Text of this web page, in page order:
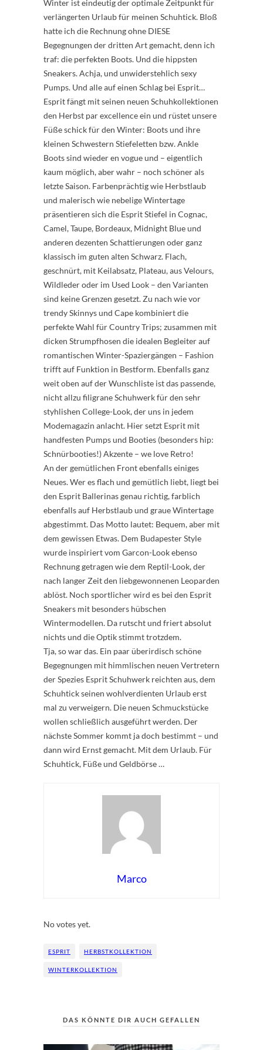
Winter ist eindeutig der optimale Zeitpunkt für
verlängerten Urlaub für meinen Schuhtick. Bloß
hatte ich die Rechnung ohne DIESE
Begegnungen der dritten Art gemacht, denn ich
traf: die perfekten Boots. Und die hippsten
Sneakers. Achja, und unwiderstehlich sexy
Pumps. Und alle auf einen Schlag bei Esprit…
Esprit fängt mit seinen neuen Schuhkollektionen
den Herbst par excellence ein und rüstet unsere
Füße schick für den Winter: Boots und ihre
kleinen Schwestern Stiefeletten bzw. Ankle
Boots sind wieder en vogue und – eigentlich
kaum möglich, aber wahr – noch schöner als
letzte Saison. Farbenprächtig wie Herbstlaub
und malerisch wie nebelige Wintertage
präsentieren sich die Esprit Stiefel in Cognac,
Camel, Taupe, Bordeaux, Midnight Blue und
anderen dezenten Schattierungen oder ganz
klassisch im guten alten Schwarz. Flach,
geschnürt, mit Keilabsatz, Plateau, aus Velours,
Wildleder oder im Used Look – den Varianten
sind keine Grenzen gesetzt. Zu nach wie vor
trendy Skinnys und Cape kombiniert die
perfekte Wahl für Country Trips; zusammen mit
dicken Strumpfhosen die idealen Begleiter auf
romantischen Winter-Spaziergängen – Fashion
trifft auf Funktion in Bestform. Ebenfalls ganz
weit oben auf der Wunschliste ist das passende,
nicht allzu filigrane Schuhwerk für den sehr
styhlishen College-Look, der uns in jedem
Modemagazin anlacht. Hier setzt Esprit mit
handfesten Pumps und Booties (besonders hip:
Schnürbooties!) Akzente – we love Retro!
An der gemütlichen Front ebenfalls einiges
Neues. Wer es flach und gemütlich liebt, liegt bei
den Esprit Ballerinas genau richtig, farblich
ebenfalls auf Herbstlaub und graue Wintertage
abgestimmt. Das Motto lautet: Bequem, aber mit
dem gewissen Etwas. Dem Budapester Style
wurde inspiriert vom Garcon-Look ebenso
Rechnung getragen wie dem Reptil-Look, der
nach langer Zeit den liebgewonnenen Leoparden
ablöst. Noch sportlicher wird es bei den Esprit
Sneakers mit besonders hübschen
Wintermodellen. Da rutscht und friert absolut
nichts und die Optik stimmt trotzdem.
Tja, so war das. Ein paar überirdisch schöne
Begegnungen mit himmlischen neuen Vertretern
der Spezies Esprit Schuhwerk reichten aus, dem
Schuhtick seinen wohlverdienten Urlaub erst
mal zu verweigern. Die neuen Schmuckstücke
wollen schließlich ausgeführt werden. Der
nächste Sommer kommt ja doch bestimmt – und
dann wird Ernst gemacht. Mit dem Urlaub. Für
Schuhtick, Füße und Geldbörse …
Marco
No votes yet.
ESPRIT HERBSTKOLLEKTION
WINTERKOLLEKTION
DAS KÖNNTE DIR AUCH GEFALLEN